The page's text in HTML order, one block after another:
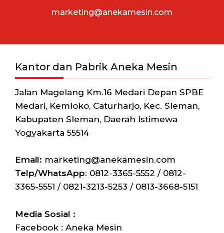
marketing@anekamesin.com
Kantor dan Pabrik Aneka Mesin
Jalan Magelang Km.16 Medari Depan SPBE
Medari, Kemloko, Caturharjo, Kec. Sleman,
Kabupaten Sleman, Daerah Istimewa
Yogyakarta 55514
Email: marketing@anekamesin.com
Telp/WhatsApp: 0812-3365-5552 / 0812-
3365-5551 / 0821-3213-5253 / 0813-3668-5151
Media Sosial :
Facebook : Aneka Mesin